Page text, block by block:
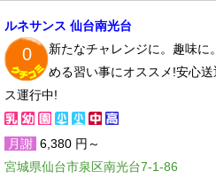
ルネサンス 仙台南光台
0
新たなチャレンジに。趣味に
める習い事にオススメ!安心
ス運行中!
月謝 6,380 円～
宮城県仙台市泉区南光台7-1-86